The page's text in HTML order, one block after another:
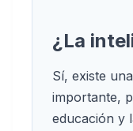
¿La
Sí, existe
importante,
educación y